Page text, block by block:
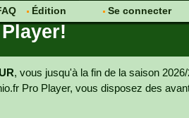
Édition
Basic Player
Pro Player
Se connecter
, vous jusqu'à la fin de la saison
Pro Player, vous disposez des